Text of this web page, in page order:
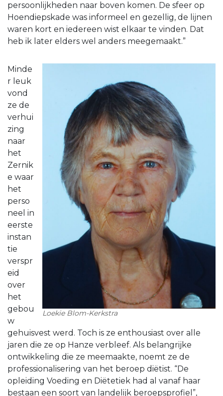
persoonlijkheden naar boven komen. De sfeer op
Hoendiepskade was informeel en gezellig, de lijnen
waren kort en iedereen wist elkaar te vinden. Dat
heb ik later elders wel anders meegemaakt.”
Loekie Blom-Kerkstra
Minde
r leuk
vond
ze de
verhui
zing
naar
het
Zernik
e waar
het
perso
neel in
eerste
instan
tie
verspr
eid
over
het
gebou
w
gehuisvest werd. Toch is ze enthousiast over alle
jaren die ze op Hanze verbleef. Als belangrijke
ontwikkeling die ze meemaakte, noemt ze de
professionalisering van het beroep diëtist. “De
opleiding Voeding en Diëtetiek had al vanaf haar
bestaan een soort van landelijk beroepsprofiel”,